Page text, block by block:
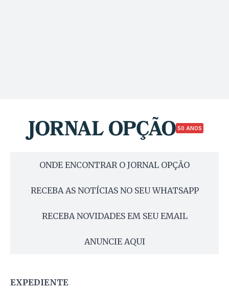
50 ANOS
ONDE ENCONTRAR O JORNAL OPÇÃO
RECEBA AS NOTÍCIAS NO SEU WHATSAPP
RECEBA NOVIDADES EM SEU EMAIL
ANUNCIE AQUI
EXPEDIENTE